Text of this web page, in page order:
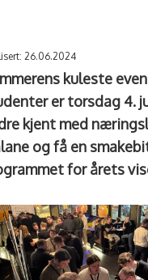
26.06.2024
kuleste
er torsdag 4.
kjent med
og få en
for årets